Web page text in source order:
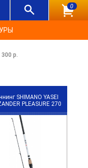
0
р.
SHIMANO YASEI
PLEASURE 270